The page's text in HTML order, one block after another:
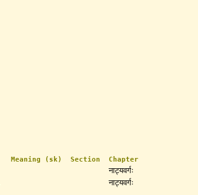
Meaning (sk) Section Chapter
नाट्यवर्गः
नाट्यवर्गः